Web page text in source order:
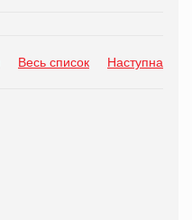
Весь список Наступна